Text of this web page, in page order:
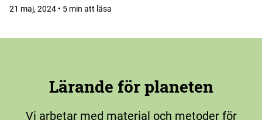
21 maj, 2024 • 5 min att läsa
Lärande för planeten
Vi arbetar med material och metoder för